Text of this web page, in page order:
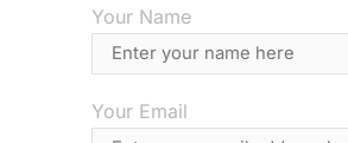
Your Name
Your Email